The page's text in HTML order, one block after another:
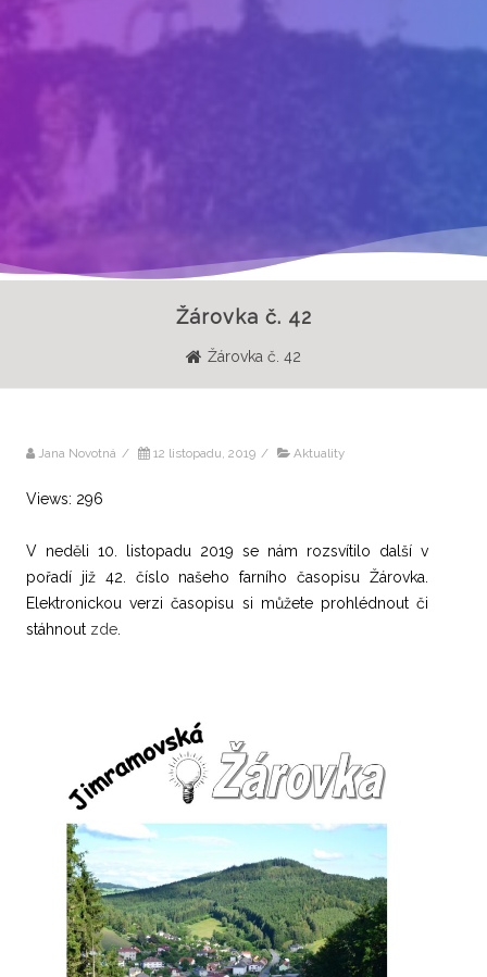
Žárovka č. 42
Žárovka č. 42
Jana Novotná / 12 listopadu, 2019 / Aktuality
Views: 296
V neděli 10. listopadu 2019 se nám rozsvítilo další v
pořadí již 42. číslo našeho farního časopisu Žárovka.
Elektronickou verzi časopisu si můžete prohlédnout či
stáhnout zde.